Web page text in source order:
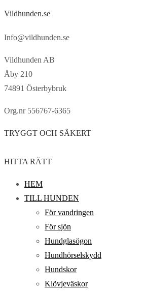
Vildhunden.se
Info@vildhunden.se
Vildhunden AB
Åby 210
74891 Österbybruk
Org.nr 556767-6365
TRYGGT OCH SÄKERT
HITTA RÄTT
HEM
TILL HUNDEN
För vandringen
För sjön
Hundglasögon
Hundhörselskydd
Hundskor
Klövjeväskor